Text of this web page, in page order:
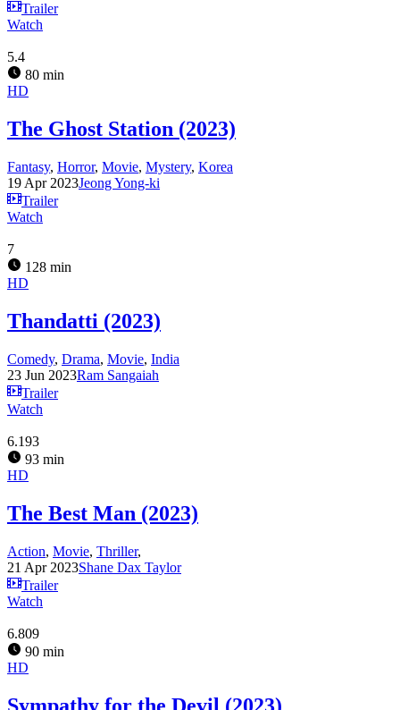
Trailer
Watch
5.4
80 min
HD
The Ghost Station (2023)
Fantasy, Horror, Movie, Mystery, Korea
19 Apr 2023Jeong Yong-ki
Trailer
Watch
7
128 min
HD
Thandatti (2023)
Comedy, Drama, Movie, India
23 Jun 2023Ram Sangaiah
Trailer
Watch
6.193
93 min
HD
The Best Man (2023)
Action, Movie, Thriller,
21 Apr 2023Shane Dax Taylor
Trailer
Watch
6.809
90 min
HD
Sympathy for the Devil (2023)